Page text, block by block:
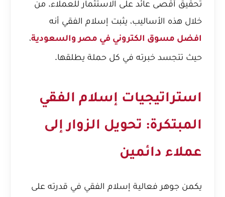
تحقيق أقصى عائد على الاستثمار للعملاء. من
خلال هذه الأساليب، يثبت إسلام الفقي أنه
افضل مسوق الكتروني في مصر والسعودية،
حيث تتجسد خبرته في كل حملة يطلقها.
استراتيجيات إسلام الفقي
المبتكرة: تحويل الزوار إلى
عملاء دائمين
يكمن جوهر فعالية إسلام الفقي في قدرته على